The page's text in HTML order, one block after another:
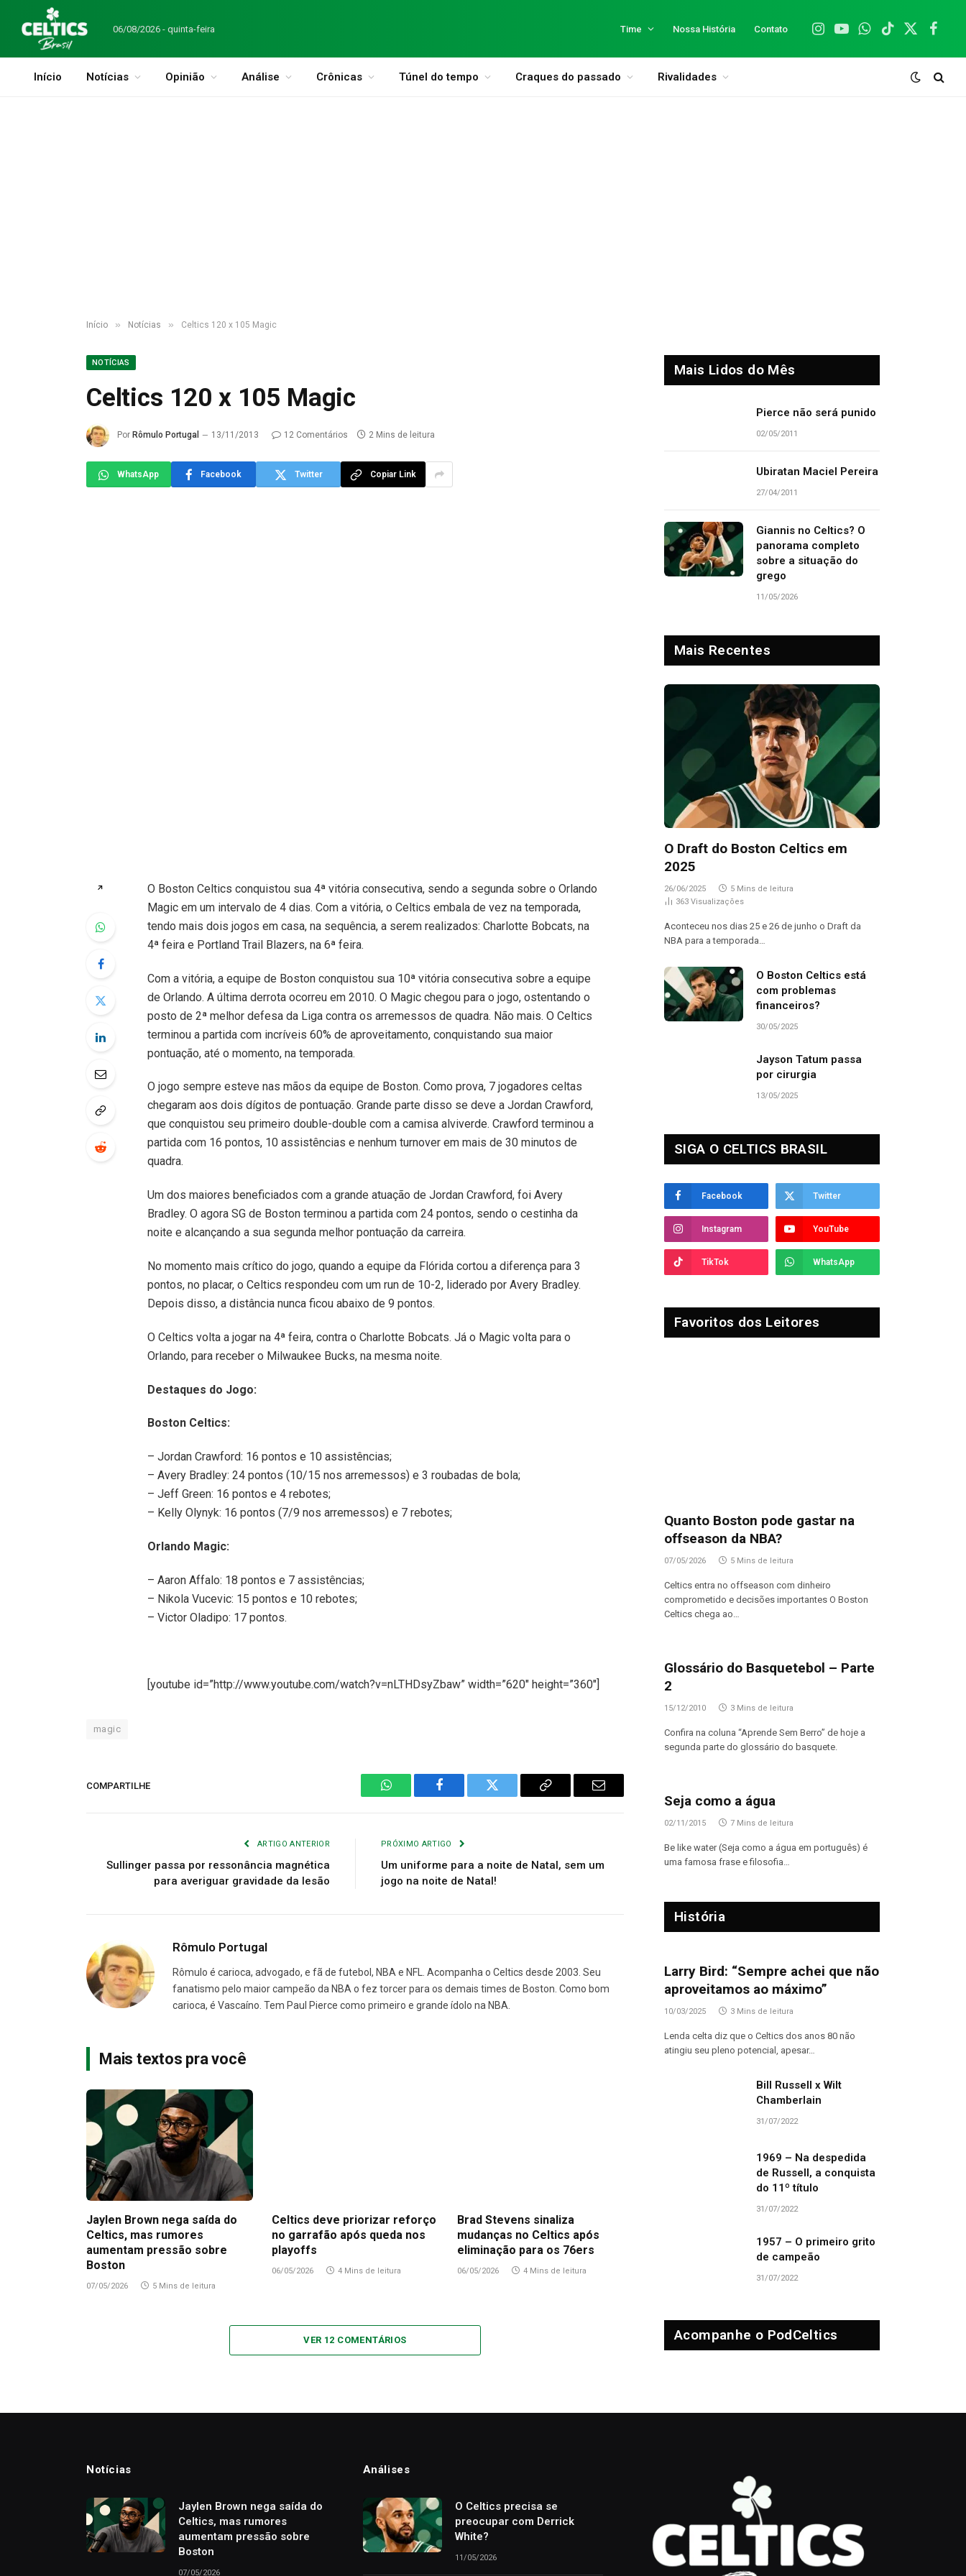
06/08/2026 - quinta-feira Time Nossa História Contato
Instagram
YouTubeWhatsApp
TikTok
X
Início Notícias Opinião Análise Crônicas Túnel do tempo Craques do passado Rivalidades
Início » Notícias » Celtics 120 x 105 Magic
NOTÍCIAS
Celtics 120 x 105 Magic
Por Rômulo Portugal 13/11/2013 12 Comentários 2 Mins de leitura
WhatsApp Facebook Twitter Copiar Link
↗
O Boston Celtics conquistou sua 4ª vitória consecutiva, sendo a segunda sobre o Orlando
Magic em um intervalo de 4 dias. Com a vitória, o Celtics embala de vez na temporada,
tendo mais dois jogos em casa, na sequência, a serem realizados: Charlotte Bobcats, na
4ª feira e Portland Trail Blazers, na 6ª feira.
Com a vitória, a equipe de Boston conquistou sua 10ª vitória consecutiva sobre a equipe
de Orlando. A última derrota ocorreu em 2010. O Magic chegou para o jogo, ostentando o
posto de 2ª melhor defesa da Liga contra os arremessos de quadra. Não mais. O Celtics
terminou a partida com incríveis 60% de aproveitamento, conquistando sua maior
pontuação, até o momento, na temporada.
O jogo sempre esteve nas mãos da equipe de Boston. Como prova, 7 jogadores celtas
chegaram aos dois dígitos de pontuação. Grande parte disso se deve a Jordan Crawford,
que conquistou seu primeiro double-double com a camisa alviverde. Crawford terminou a
partida com 16 pontos, 10 assistências e nenhum turnover em mais de 30 minutos de
quadra.
Um dos maiores beneficiados com a grande atuação de Jordan Crawford, foi Avery
Bradley. O agora SG de Boston terminou a partida com 24 pontos, sendo o cestinha da
noite e alcançando a sua segunda melhor pontuação da carreira.
No momento mais crítico do jogo, quando a equipe da Flórida cortou a diferença para 3
pontos, no placar, o Celtics respondeu com um run de 10-2, liderado por Avery Bradley.
Depois disso, a distância nunca ficou abaixo de 9 pontos.
O Celtics volta a jogar na 4ª feira, contra o Charlotte Bobcats. Já o Magic volta para o
Orlando, para receber o Milwaukee Bucks, na mesma noite.
Destaques do Jogo:
Boston Celtics:
– Jordan Crawford: 16 pontos e 10 assistências;
– Avery Bradley: 24 pontos (10/15 nos arremessos) e 3 roubadas de bola;
– Jeff Green: 16 pontos e 4 rebotes;
– Kelly Olynyk: 16 pontos (7/9 nos arremessos) e 7 rebotes;
Orlando Magic:
– Aaron Affalo: 18 pontos e 7 assistências;
– Nikola Vucevic: 15 pontos e 10 rebotes;
– Victor Oladipo: 17 pontos.
[youtube id=”http://www.youtube.com/watch?v=nLTHDsyZbaw” width=”620″ height=”360″]
magic
COMPARTILHE
WhatsAppFacebook Twitter
Copiar
E-
ARTIGO ANTERIOR
Sullinger passa por ressonância magnética
para averiguar gravidade da lesão
PRÓXIMO ARTIGO
Um uniforme para a noite de Natal, sem um
jogo na noite de Natal!
Rômulo Portugal
Rômulo é carioca, advogado, e fã de futebol, NBA e NFL. Acompanha o Celtics desde 2003. Seu
fanatismo pelo maior campeão da NBA o fez torcer para os demais times de Boston. Como bom
carioca, é Vascaíno. Tem Paul Pierce como primeiro e grande ídolo na NBA.
Mais textos pra você
Jaylen Brown nega saída do
Celtics, mas rumores
aumentam pressão sobre
Boston
07/05/2026 5 Mins de leitura
Celtics deve priorizar reforço
no garrafão após queda nos
playoffs
06/05/2026 4 Mins de leitura
Brad Stevens sinaliza
mudanças no Celtics após
eliminação para os 76ers
06/05/2026 4 Mins de leitura
VER 12 COMENTÁRIOS
Mais Lidos do Mês
Pierce não será punido
02/05/2011
Ubiratan Maciel Pereira
27/04/2011
Giannis no Celtics? O
panorama completo
sobre a situação do
grego
11/05/2026
Mais Recentes
O Draft do Boston Celtics em
2025
26/06/2025
5 Mins de leitura
363 Visualizações
Aconteceu nos dias 25 e 26 de junho o Draft da
NBA para a temporada…
O Boston Celtics está
com problemas
financeiros?
30/05/2025
Jayson Tatum passa
por cirurgia
13/05/2025
SIGA O CELTICS BRASIL
Facebook Twitter
Instagram YouTube
TikTok WhatsApp
Favoritos dos Leitores
Quanto Boston pode gastar na
offseason da NBA?
07/05/2026 5 Mins de leitura
Celtics entra no offseason com dinheiro
comprometido e decisões importantes O Boston
Celtics chega ao…
Glossário do Basquetebol – Parte
2
15/12/2010 3 Mins de leitura
Confira na coluna “Aprende Sem Berro” de hoje a
segunda parte do glossário do basquete.
Seja como a água
02/11/2015 7 Mins de leitura
Be like water (Seja como a água em português) é
uma famosa frase e filosofia…
História
Larry Bird: “Sempre achei que não
aproveitamos ao máximo”
10/03/2025 3 Mins de leitura
Lenda celta diz que o Celtics dos anos 80 não
atingiu seu pleno potencial, apesar…
Bill Russell x Wilt
Chamberlain
31/07/2022
1969 – Na despedida
de Russell, a conquista
do 11º título
31/07/2022
1957 – O primeiro grito
de campeão
31/07/2022
Acompanhe o PodCeltics
Notícias
Jaylen Brown nega saída do
Celtics, mas rumores
aumentam pressão sobre
Boston
07/05/2026
Análises
O Celtics precisa se
preocupar com Derrick
White?
11/05/2026